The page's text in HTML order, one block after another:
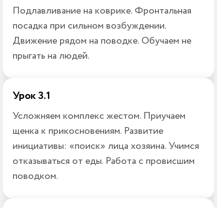
Подлавливание на коврике. Фронтальная
посадка при сильном возбуждении.
Движение рядом на поводке. Обучаем не
прыгать на людей.
Урок 3.1
Усложняем комплекс жестом. Приучаем
щенка к прикосновениям. Развитие
инициативы: «поиск» лица хозяина. Учимся
отказываться от еды. Работа с провисшим
поводком.